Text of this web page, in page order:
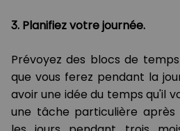
3. Planifiez votre journée.
Prévoyez des blocs de
que vous ferez pendant la
avoir une idée du temps qu'il
une tâche particulière